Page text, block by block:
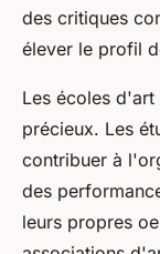
des critiques
élever le profil
Les écoles
précieux. Les
contribuer à
des
leurs propres